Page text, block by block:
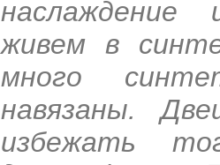
наслаждение
живем в
много
навязаны.
избежать